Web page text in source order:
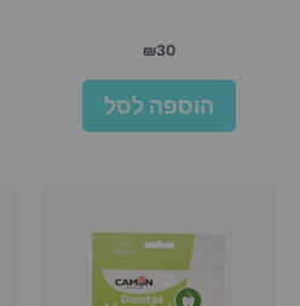
₪30
הוספה לסל